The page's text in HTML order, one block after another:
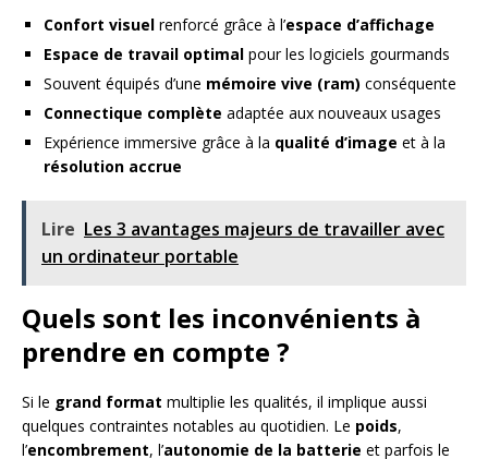
Confort visuel renforcé grâce à l’espace d’affichage
Espace de travail optimal pour les logiciels gourmands
Souvent équipés d’une mémoire vive (ram) conséquente
Connectique complète adaptée aux nouveaux usages
Expérience immersive grâce à la qualité d’image et à la
résolution accrue
Lire Les 3 avantages majeurs de travailler avec
un ordinateur portable
Quels sont les inconvénients à
prendre en compte ?
Si le grand format multiplie les qualités, il implique aussi
quelques contraintes notables au quotidien. Le poids,
l’encombrement, l’autonomie de la batterie et parfois le